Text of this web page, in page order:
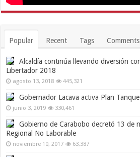
Popular Recent Tags Comments
Alcaldía continúa llevando diversión
Libertador 2018
agosto 13, 2018 445,321
Gobernador Lacava activa Plan
junio 3, 2019 330,461
Gobierno de Carabobo decretó 13 de
Regional No Laborable
noviembre 10, 2017 63,387